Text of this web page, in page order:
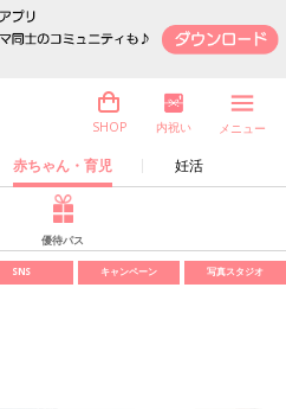
赤ちゃん・育児 妊活
SHOP 内祝い メニュー
優待パス
SNS キャンペーン 写真スタジオ